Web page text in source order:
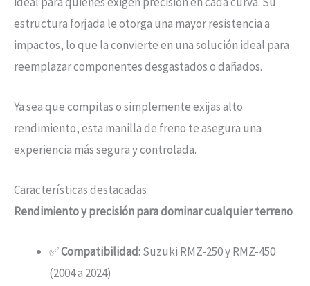
estructura forjada le otorga una mayor resistencia a
impactos, lo que la convierte en una solución ideal para
reemplazar componentes desgastados o dañados.
Ya sea que compitas o simplemente exijas alto
rendimiento, esta manilla de freno te asegura una
experiencia más segura y controlada.
Características destacadas
Rendimiento y precisión para dominar cualquier terreno
✅Compatibilidad: Suzuki RMZ-250 y RMZ-450
(2004 a 2024)